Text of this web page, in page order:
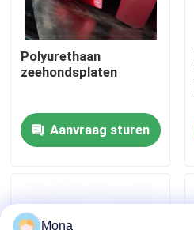
Kwaliteitscontrole
Contacteer ons
nieuws
Alumina Ceramische Voering
Polyurethaan
zeehondsplaten
Aanvraag sturen
Mona